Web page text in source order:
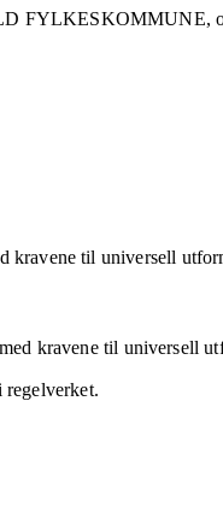
FYLKESKOMMUNE,
kravene til universell
kravene til universell